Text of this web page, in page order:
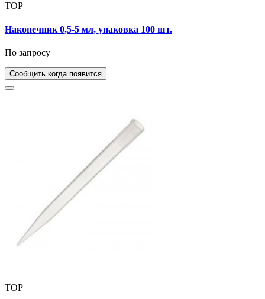
TOP
Наконечник 0,5-5 мл, упаковка 100 шт.
По запросу
Сообщить когда появится
TOP